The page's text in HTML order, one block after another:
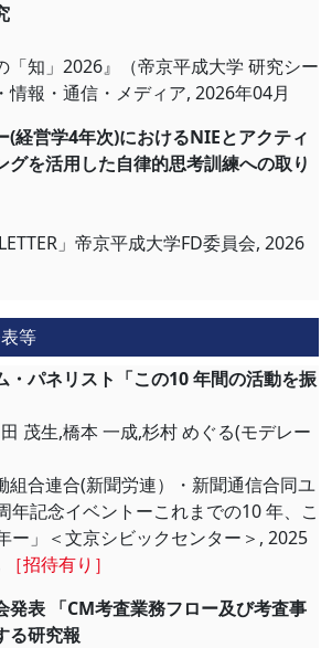
する研究
「知」2026』（帝京平成大学 研究シー
情報・通信・メディア, 2026年04月
(経営学4年次)におけるNIEとアクティ
グを活用した自律的思考訓練への取り
み
」帝京平成大学FD委員会, 2026
等
・パネリスト「この10 年間の活動を振
る」
茂生,橋本 一成,杉村 めぐる(モデレー
組合連合(新聞労連）・新聞通信合同ユ
年記念イベントーこれまでの10 年、こ
ー」＜文京シビックセンター＞, 2025
［招待有り］
発表 「CM考査業務フロー及び考査事
る研究報